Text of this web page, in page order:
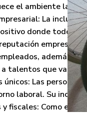
el ambiente
: La
donde todos
empresarial
además
talentos que
únicos: Las personas
laboral. Su
y fiscales: Como